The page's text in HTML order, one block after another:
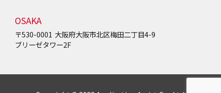
OSAKA
〒530-0001 大阪府大阪市北区梅田二丁目4-9
ブリーゼタワー2F